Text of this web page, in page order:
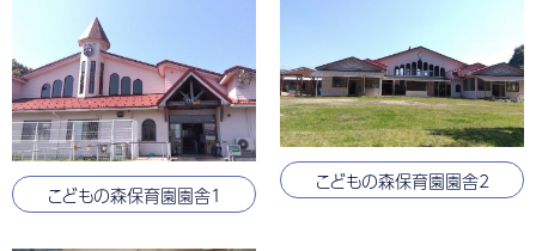
こどもの森保育園園舎1
こどもの森保育園園舎2